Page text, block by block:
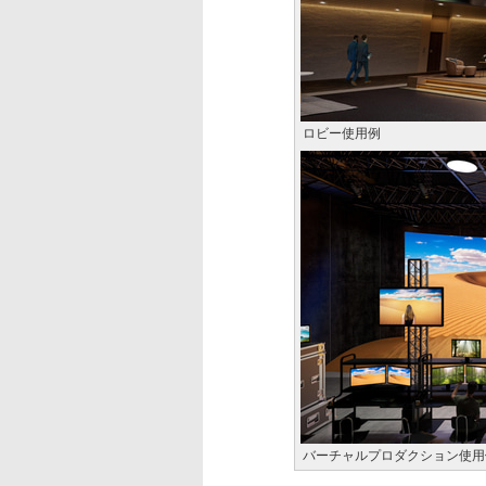
ロビー使用例
バーチャルプロダクション使